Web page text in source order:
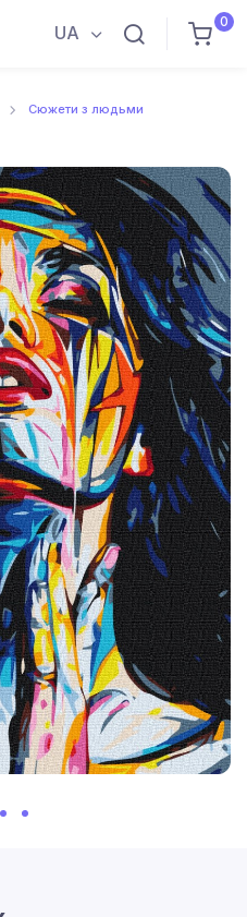
UA
0
Сюжети з людьми